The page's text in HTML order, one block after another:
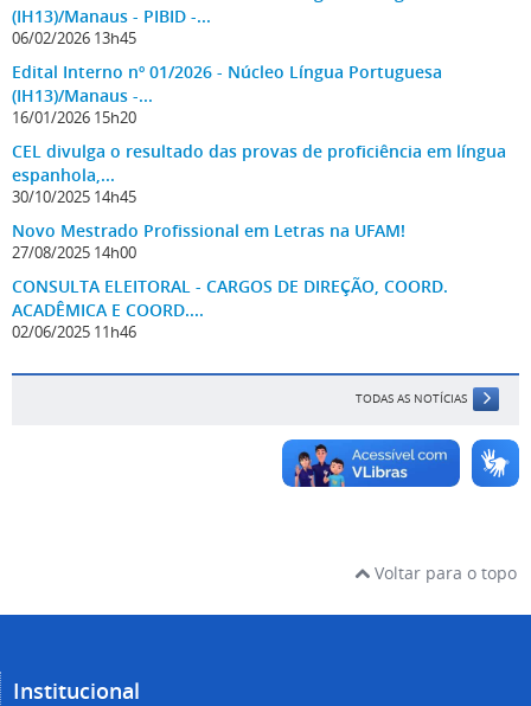
(IH13)/Manaus - PIBID -...
06/02/2026 13h45
Edital Interno nº 01/2026 - Núcleo Língua Portuguesa
(IH13)/Manaus -...
16/01/2026 15h20
CEL divulga o resultado das provas de proficiência em língua
espanhola,...
30/10/2025 14h45
Novo Mestrado Profissional em Letras na UFAM!
27/08/2025 14h00
CONSULTA ELEITORAL - CARGOS DE DIREÇÃO, COORD.
ACADÊMICA E COORD....
02/06/2025 11h46
TODAS AS NOTÍCIAS
Voltar para o topo
Institucional